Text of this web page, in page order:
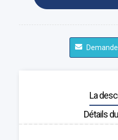
La
Détails